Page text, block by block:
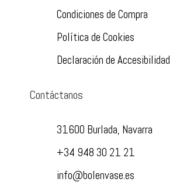
Condiciones de Compra
Política de Cookies
Declaración de Accesibilidad
Contáctanos
31600 Burlada, Navarra
+34 948 30 21 21
info@bolenvase.es